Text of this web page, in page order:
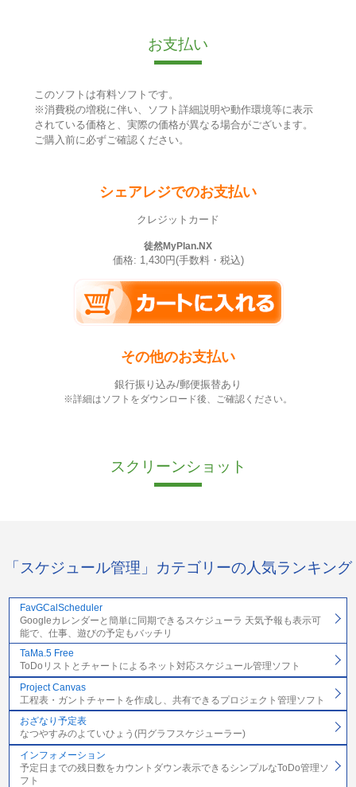
お支払い
このソフトは有料ソフトです。
※消費税の増税に伴い、ソフト詳細説明や動作環境等に表示
されている価格と、実際の価格が異なる場合がございます。
ご購入前に必ずご確認ください。
シェアレジでのお支払い
クレジットカード
徒然MyPlan.NX
価格: 1,430円(手数料・税込)
その他のお支払い
銀行振り込み/郵便振替あり
※詳細はソフトをダウンロード後、ご確認ください。
スクリーンショット
「スケジュール管理」カテゴリーの人気ランキング
FavGCalScheduler
Googleカレンダーと簡単に同期できるスケジューラ 天気予報も表示可
能で、仕事、遊びの予定もバッチリ
TaMa.5 Free
ToDoリストとチャートによるネット対応スケジュール管理ソフト
Project Canvas
工程表・ガントチャートを作成し、共有できるプロジェクト管理ソフト
おざなり予定表
なつやすみのよていひょう(円グラフスケジューラー)
インフォメーション
予定日までの残日数をカウントダウン表示できるシンプルなToDo管理ソ
フト